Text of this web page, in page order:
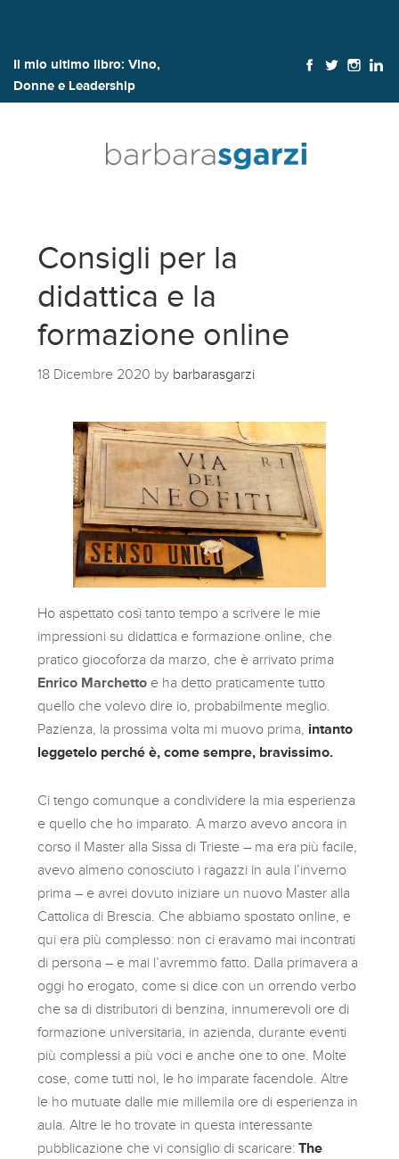
Il mio ultimo libro: Vino,
Donne e Leadership
Consigli per la
didattica e la
formazione online
18 Dicembre 2020 by barbarasgarzi
Ho aspettato così tanto tempo a scrivere le mie
impressioni su didattica e formazione online, che
pratico giocoforza da marzo, che è arrivato prima
Enrico Marchetto e ha detto praticamente tutto
quello che volevo dire io, probabilmente meglio.
Pazienza, la prossima volta mi muovo prima, intanto
leggetelo perché è, come sempre, bravissimo.
Ci tengo comunque a condividere la mia esperienza
e quello che ho imparato. A marzo avevo ancora in
corso il Master alla Sissa di Trieste – ma era più facile,
avevo almeno conosciuto i ragazzi in aula l’inverno
prima – e avrei dovuto iniziare un nuovo Master alla
Cattolica di Brescia. Che abbiamo spostato online, e
qui era più complesso: non ci eravamo mai incontrati
di persona – e mai l’avremmo fatto. Dalla primavera a
oggi ho erogato, come si dice con un orrendo verbo
che sa di distributori di benzina, innumerevoli ore di
formazione universitaria, in azienda, durante eventi
più complessi a più voci e anche one to one. Molte
cose, come tutti noi, le ho imparate facendole. Altre
le ho mutuate dalle mie millemila ore di esperienza in
aula. Altre le ho trovate in questa interessante
pubblicazione che vi consiglio di scaricare:The